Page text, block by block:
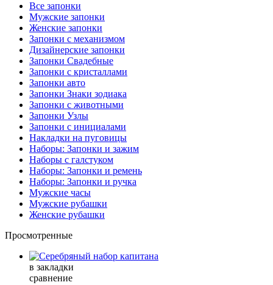
Все запонки
Мужские запонки
Женские запонки
Запонки с механизмом
Дизайнерские запонки
Запонки Свадебные
Запонки с кристаллами
Запонки авто
Запонки Знаки зодиака
Запонки с животными
Запонки Узлы
Запонки с инициалами
Накладки на пуговицы
Наборы: Запонки и зажим
Наборы с галстуком
Наборы: Запонки и ремень
Наборы: Запонки и ручка
Мужские часы
Мужские рубашки
Женские рубашки
Просмотренные
в закладки
сравнение